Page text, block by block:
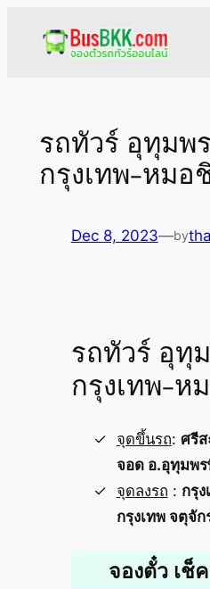
รถทัวร์ อุทุมพ
กรุงเทพ-หมอ
Dec 8, 2023—by
รถทัวร์ อุทุ
กรุงเทพ-ห
จุดขึ้นรถ: ศรีส
จอด อ.อุทุมพ
จุดลงรถ : กรุง
กรุงเทพ จตุจั
จองตั๋ว เช็